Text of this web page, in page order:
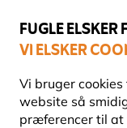
FUGLE
VI ELSKER
Vi bruger
website så
præferencer til at